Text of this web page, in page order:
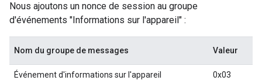
Nous ajoutons un nonce de session au groupe
d'événements "Informations sur l'appareil" :
Nom du groupe de messages Valeur
Événement d'informations sur l'appareil 0x03